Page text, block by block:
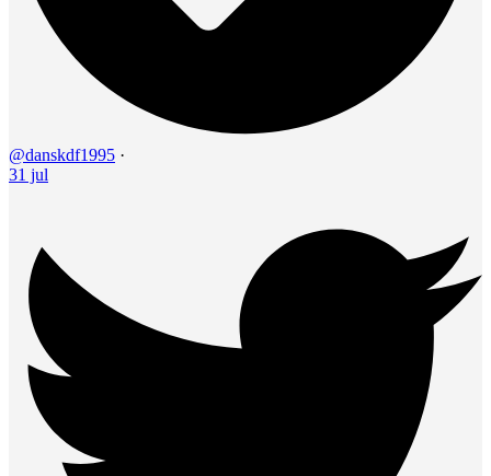
@danskdf1995 ·
31 jul